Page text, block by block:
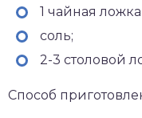
1 чайная
соль;
2-3 столовой
Способ